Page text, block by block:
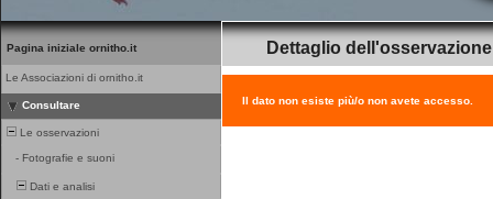
Pagina iniziale ornitho.it
Le Associazioni di ornitho.it
Consultare
Le osservazioni
- Fotografie e suoni
Dati e analisi
Dettaglio dell'osservazione
Il dato non esiste più/o non avete accesso.